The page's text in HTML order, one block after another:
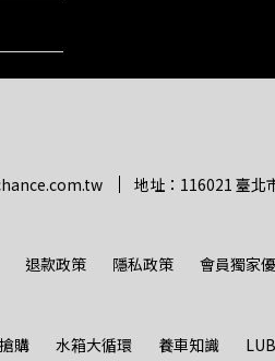
地址：116021 臺北
退款政策 隱私政策 會員獨家
購 水箱大循環 養車知識